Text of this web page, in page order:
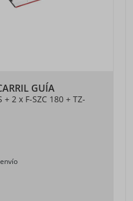
GUÍA
+ 2 x F-SZC 180 + TZ-